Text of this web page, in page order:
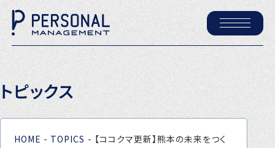
ホーム
パーソナル・マネジメントについて
会社概要
採用情報
トピックス
HOME - TOPICS - 【ココクマ更新】熊本の未来をつく